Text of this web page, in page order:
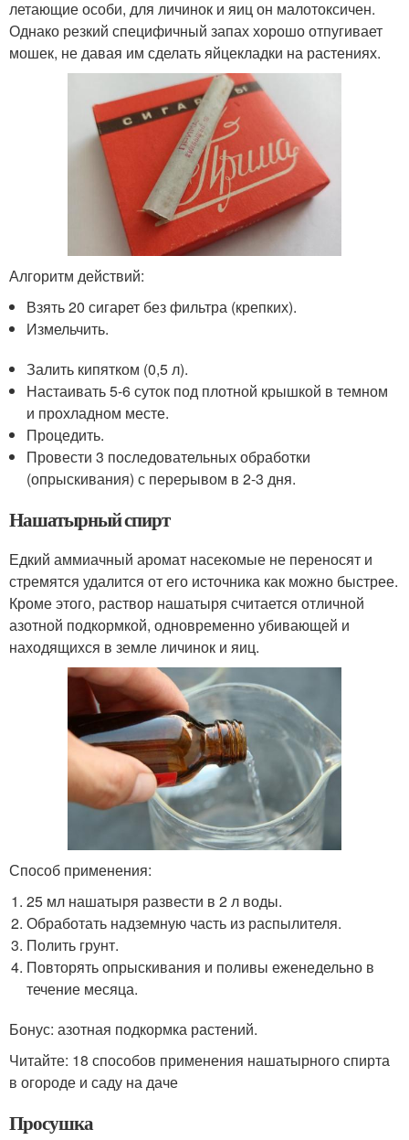
летающие особи, для личинок и яиц он малотоксичен.
Однако резкий специфичный запах хорошо отпугивает
мошек, не давая им сделать яйцекладки на растениях.
Алгоритм действий:
Взять 20 сигарет без фильтра (крепких).
Измельчить.
Залить кипятком (0,5 л).
Настаивать 5-6 суток под плотной крышкой в темном
и прохладном месте.
Процедить.
Провести 3 последовательных обработки
(опрыскивания) с перерывом в 2-3 дня.
Нашатырный спирт
Едкий аммиачный аромат насекомые не переносят и
стремятся удалится от его источника как можно быстрее.
Кроме этого, раствор нашатыря считается отличной
азотной подкормкой, одновременно убивающей и
находящихся в земле личинок и яиц.
Способ применения:
25 мл нашатыря развести в 2 л воды.
Обработать надземную часть из распылителя.
Полить грунт.
Повторять опрыскивания и поливы еженедельно в
течение месяца.
Бонус: азотная подкормка растений.
Читайте: 18 способов применения нашатырного спирта
в огороде и саду на даче
Просушка